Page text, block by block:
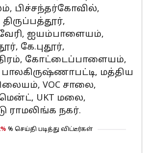
பிச்சந்தர்கோவில்,
திருப்பத்தூர்,
ஐயம்பாளையம்,
கே.புதூர்,
கோட்டைப்பாளையம்,
பாலகிருஷ்ணாபட்டி, மத்திய
VOC சாலை,
UKT மலை,
ராமலிங்க நகர்.
% செய்தி படித்து விட்டீர்கள்